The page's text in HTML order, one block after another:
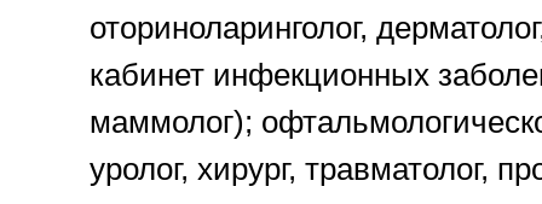
оториноларинголог,
кабинет инфекционных
маммолог);
уролог, хирург, травматолог,